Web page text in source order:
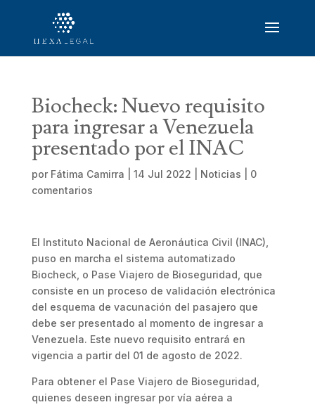
Biocheck: Nuevo requisito
para ingresar a Venezuela
presentado por el INAC
por Fátima Camirra 14 Jul 2022 Noticias
0
comentarios
El Instituto Nacional de Aeronáutica Civil (INAC),
puso en marcha el sistema automatizado
Biocheck, o Pase Viajero de Bioseguridad, que
consiste en un proceso de validación electrónica
del esquema de vacunación del pasajero que
debe ser presentado al momento de ingresar a
Venezuela. Este nuevo requisito entrará en
vigencia a partir del 01 de agosto de 2022.
Para obtener el Pase Viajero de Bioseguridad,
quienes deseen ingresar por vía aérea a